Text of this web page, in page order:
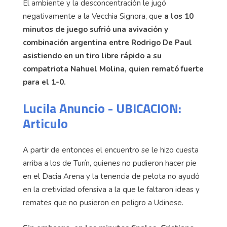
El ambiente y la desconcentración le jugó
negativamente a la Vecchia Signora, que a los 10
minutos de juego sufrió una avivación y
combinación argentina entre Rodrigo De Paul
asistiendo en un tiro libre rápido a su
compatriota Nahuel Molina, quien remató fuerte
para el 1-0.
Lucila Anuncio - UBICACION:
Articulo
A partir de entonces el encuentro se le hizo cuesta
arriba a los de Turín, quienes no pudieron hacer pie
en el Dacia Arena y la tenencia de pelota no ayudó
en la cretividad ofensiva a la que le faltaron ideas y
remates que no pusieron en peligro a Udinese.